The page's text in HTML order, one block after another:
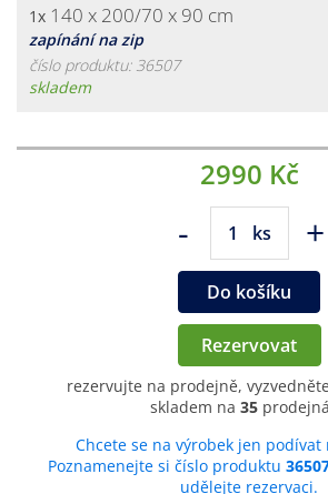
1x 140 x 200/70 x 90 cm
zapínání na zip
číslo produktu: 36507
skladem
2990 Kč
- ks +
Do košíku
Rezervovat
rezervujte na prodejně,
skladem na 35
Chcete se na výrobek jen podívat
Poznamenejte si číslo produktu
udělejte rezervaci.